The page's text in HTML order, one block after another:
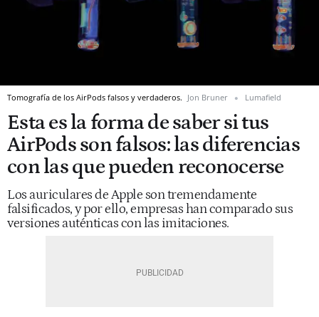
Tomografía de los AirPods falsos y verdaderos. Jon Bruner Lumafield
Esta es la forma de saber si tus
AirPods son falsos: las diferencias
con las que pueden reconocerse
Los auriculares de Apple son tremendamente
falsificados, y por ello, empresas han comparado sus
versiones auténticas con las imitaciones.